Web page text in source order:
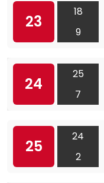
23
18
9
24
25
7
25
24
2